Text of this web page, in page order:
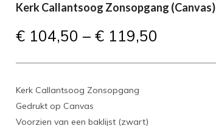
Kerk Callantsoog Zonsopgang (Canvas)
€ 104,50 –€ 119,50
Kerk Callantsoog Zonsopgang
Gedrukt op Canvas
Voorzien van een baklijst (zwart)